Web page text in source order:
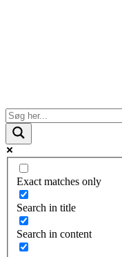
Exact matches only
Search in title
Search in content